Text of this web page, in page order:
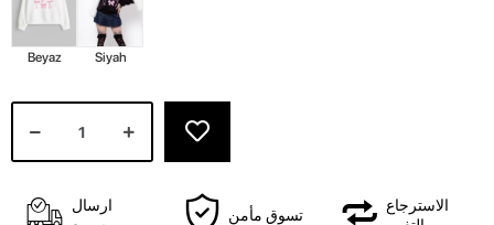
Beyaz Siyah
ارسال
تسوق مأمن
الاسترجاع